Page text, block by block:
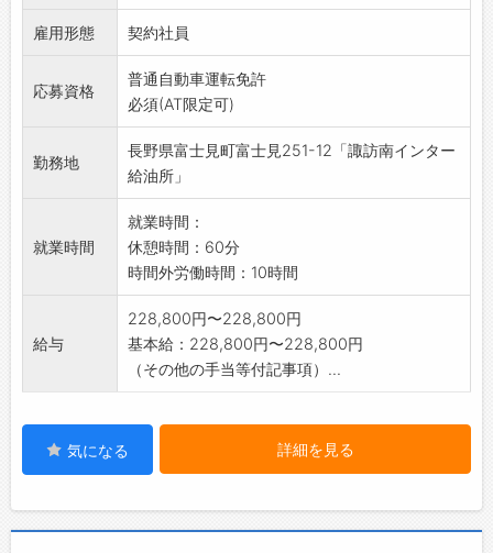
・来客対応、電話対応
・販売等の簡単な接客業務
・お車の引取納車、洗車、室内清掃、車検案内
等
業務の範囲:会社の定める業務
雇用形態 契約社員
応募資格
普通自動車運転免許
必須(AT限定可)
勤務地
長野県富士見町富士見251-12「諏訪南インター
給油所」
就業時間
就業時間：
休憩時間：60分
時間外労働時間：10時間
給与
228,800円〜228,800円
基本給：228,800円〜228,800円
（その他の手当等付記事項）...
気になる 詳細を見る